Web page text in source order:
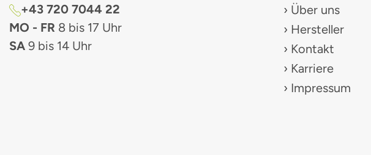
+43 720 7044 22
MO - FR 8 bis 17 Uhr
SA 9 bis 14 Uhr
Über uns
Hersteller
Kontakt
Karriere
Impressum